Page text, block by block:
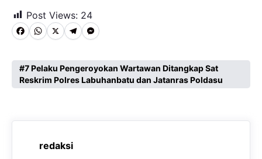
Post Views: 24
F
c
e
o
W
a
t
A
p
X T
l
e
r
a
M
s
s
n
7 Pelaku Pengeroyokan Wartawan Ditangkap Sat
Reskrim Polres Labuhanbatu dan Jatanras Poldasu
redaksi